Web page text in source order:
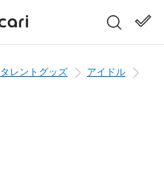
タレントグッズ
アイドル